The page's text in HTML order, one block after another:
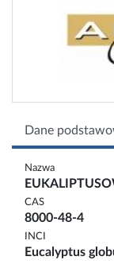
Dane
Nazwa
CAS
8000-48-4
INCI
Eucalyptus